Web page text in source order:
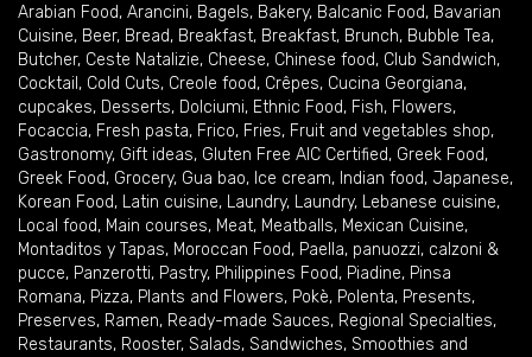
Arabian Food, Arancini, Bagels, Bakery, Balcanic Food, Bavarian
Cuisine, Beer, Bread, Breakfast, Breakfast, Brunch, Bubble Tea,
Butcher, Ceste Natalizie, Cheese, Chinese food, Club Sandwich,
Cocktail , Cold Cuts, Creole food, Crêpes, Cucina Georgiana,
cupcakes, Desserts, Dolciumi, Ethnic Food, Fish, Flowers,
Focaccia, Fresh pasta, Frico, Fries, Fruit and vegetables shop,
Gastronomy, Gift ideas, Gluten Free AIC Certified, Greek Food,
Greek Food, Grocery, Gua bao, Ice cream, Indian food, Japanese,
Korean Food, Latin cuisine, Laundry, Laundry, Lebanese cuisine,
Local food, Main courses, Meat, Meatballs, Mexican Cuisine,
Montaditos y Tapas, Moroccan Food, Paella, panuozzi, calzoni &
pucce, Panzerotti, Pastry, Philippines Food, Piadine, Pinsa
Romana, Pizza, Plants and Flowers, Pokè, Polenta, Presents,
Preserves, Ramen, Ready-made Sauces, Regional Specialties,
Restaurants, Rooster, Salads, Sandwiches, Smoothies and